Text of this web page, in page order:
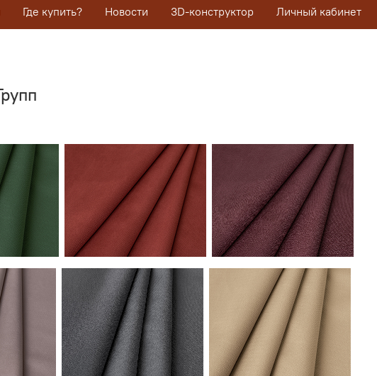
Где купить? Новости 3D-конструктор Личный кабинет